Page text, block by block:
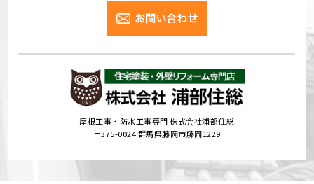
屋根工事・防水工事専門 株式会社浦部住総
〒375-0024 群馬県藤岡市藤岡1229